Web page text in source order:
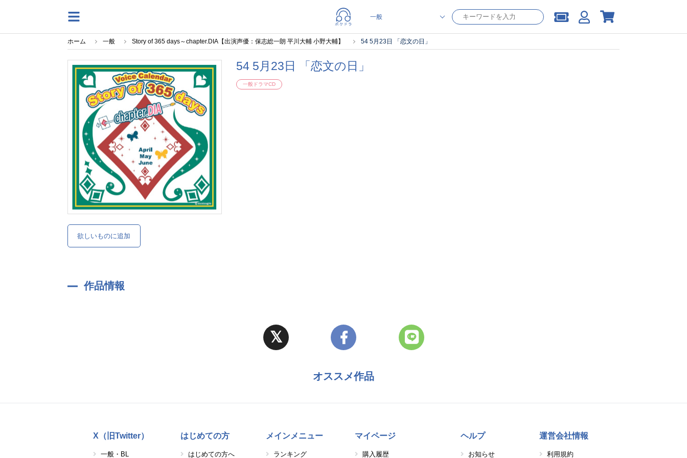
ホーム 一般 Story of 365 days～chapter.DIA【出演声優：保志総一朗 平川大輔 小野大輔】 54 5月23日 「恋文の日」
欲しいものに追加
54 5月23日 「恋文の日」
一般ドラマCD
作品情報
オススメ作品
X（旧Twitter）
一般・BL
はじめての方
はじめての方へ
メインメニュー
ランキング
マイページ
購入履歴
ヘルプ
お知らせ
運営会社情報
利用規約